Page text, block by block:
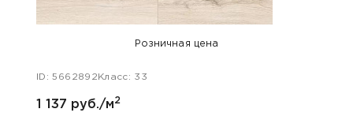
Розничная цена
ID: 5662892 Класс: 33
1 137 руб./м2